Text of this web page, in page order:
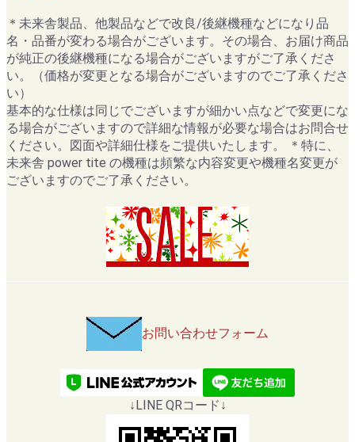
＊未来舎製品、他製品などで改良/後継機種などになり品
名・品番が変わる場合がございます。その場合、お届け商品
が純正の後継機種になる場合がございますがご了承くださ
い。（価格が変更となる場合がございますのでご了承くださ
い）
基本的な仕様は同じでございますが細かい点などで変更にな
る場合がございますので詳細な情報が必要な場合はお問合せ
ください。図面や詳細仕様をご提供いたします。 ＊特に、
未来舎 power tite の機種は頻繁な内容変更や機種名変更が
ございますのでご了承ください。
お問い合わせフォーム
↓LINE QRコード↓